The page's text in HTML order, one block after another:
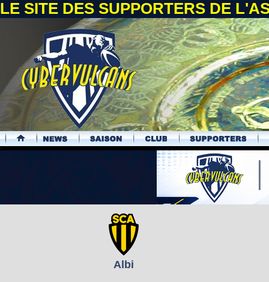
LE SITE DES SUPPORTERS DE
.
Albi